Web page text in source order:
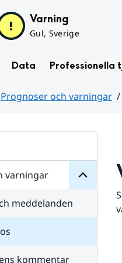
Varning
Gul, Sverige
Data Professionella
Prognoser och varningar
varningar
för
varningar
meddelanden
kommentar